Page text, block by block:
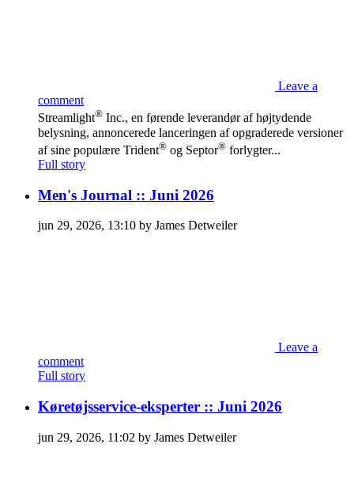
Leave a
comment
Streamlight® Inc., en førende leverandør af højtydende
belysning, annoncerede lanceringen af opgraderede versioner
af sine populære Trident® og Septor® forlygter...
Full story
Men's Journal :: Juni 2026
jun 29, 2026, 13:10 by James Detweiler
Leave a
comment
Full story
Køretøjsservice-eksperter :: Juni 2026
jun 29, 2026, 11:02 by James Detweiler